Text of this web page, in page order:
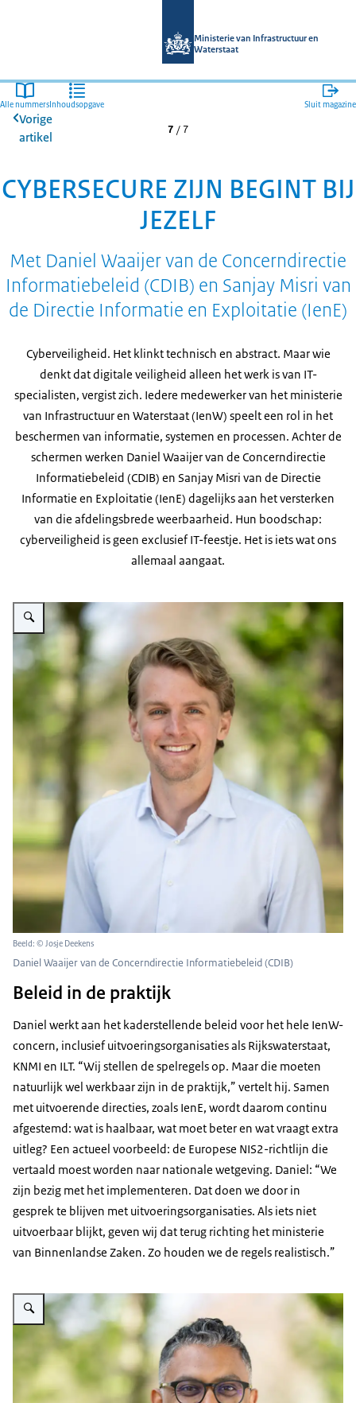
Ministerie van Infrastructuur en
Waterstaat
Alle nummers Inhoudsopgave Sluit magazine
Vorige
artikel
7 / 7
CYBERSECURE ZIJN BEGINT BIJ
JEZELF
Met Daniel Waaijer van de Concerndirectie
Informatiebeleid (CDIB) en Sanjay Misri van
de Directie Informatie en Exploitatie (IenE)
Cyberveiligheid. Het klinkt technisch en abstract. Maar wie
denkt dat digitale veiligheid alleen het werk is van IT-
specialisten, vergist zich. Iedere medewerker van het ministerie
van Infrastructuur en Waterstaat (IenW) speelt een rol in het
beschermen van informatie, systemen en processen. Achter de
schermen werken Daniel Waaijer van de Concerndirectie
Informatiebeleid (CDIB) en Sanjay Misri van de Directie
Informatie en Exploitatie (IenE) dagelijks aan het versterken
van die afdelingsbrede weerbaarheid. Hun boodschap:
cyberveiligheid is geen exclusief IT-feestje. Het is iets wat ons
allemaal aangaat.
Vergroot afbeelding Daniel Waaijer van de Concerndirectie
Beeld: © Josje Deekens
Daniel Waaijer van de Concerndirectie Informatiebeleid (CDIB)
Beleid in de praktijk
Daniel werkt aan het kaderstellende beleid voor het hele IenW-
concern, inclusief uitvoeringsorganisaties als Rijkswaterstaat,
KNMI en ILT. “Wij stellen de spelregels op. Maar die moeten
natuurlijk wel werkbaar zijn in de praktijk,” vertelt hij. Samen
met uitvoerende directies, zoals IenE, wordt daarom continu
afgestemd: wat is haalbaar, wat moet beter en wat vraagt extra
uitleg? Een actueel voorbeeld: de Europese NIS2-richtlijn die
vertaald moest worden naar nationale wetgeving. Daniel: “We
zijn bezig met het implementeren. Dat doen we door in
gesprek te blijven met uitvoeringsorganisaties. Als iets niet
uitvoerbaar blijkt, geven wij dat terug richting het ministerie
van Binnenlandse Zaken. Zo houden we de regels realistisch.”
Vergroot afbeelding Sanjay Misri van de Directie Informatie en Exploitatie